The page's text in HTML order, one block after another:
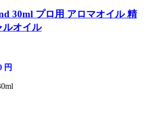
30ml プロ用 アロマオイル 精
オイル
円